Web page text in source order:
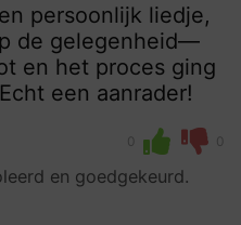
persoonlijk liedje,
de gelegenheid—
en het proces ging
een aanrader!
0 0
en goedgekeurd.